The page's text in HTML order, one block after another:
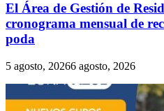
El Área de Gestión de
cronograma mensual de
poda
5 agosto, 20266 agosto, 2026